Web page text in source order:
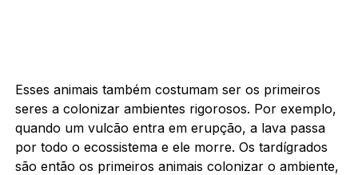
Esses animais também costumam ser os primeiros
seres a colonizar ambientes rigorosos. Por exemplo,
quando um vulcão entra em erupção, a lava passa
por todo o ecossistema e ele morre. Os tardígrados
são então os primeiros animais colonizar o ambiente,